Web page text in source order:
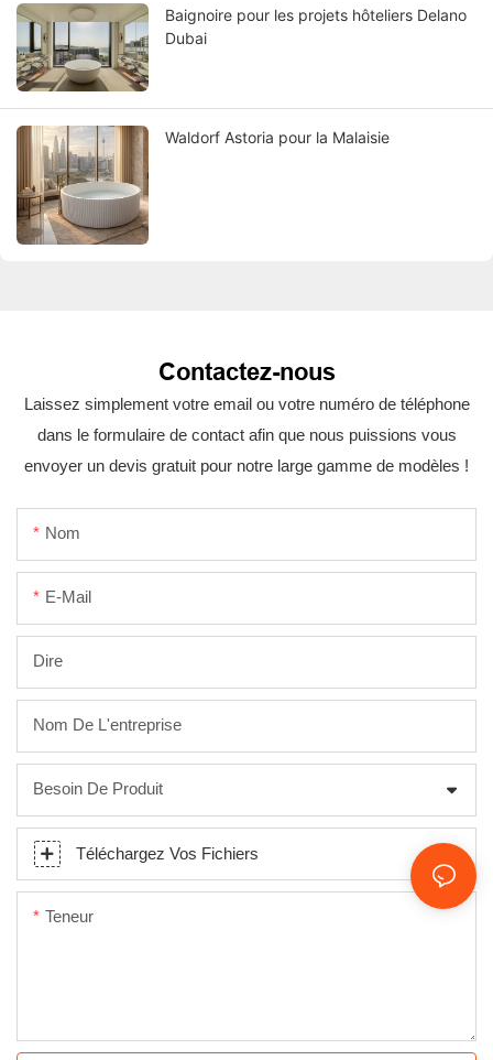
Baignoire pour les projets hôteliers Delano
Dubai
Waldorf Astoria pour la Malaisie
Contactez-nous
Laissez simplement votre email ou votre numéro de téléphone
dans le formulaire de contact afin que nous puissions vous
envoyer un devis gratuit pour notre large gamme de modèles !
Nom
E-Mail
Dire
Nom De L'entreprise
Besoin De Produit
Téléchargez Vos Fichiers
Teneur